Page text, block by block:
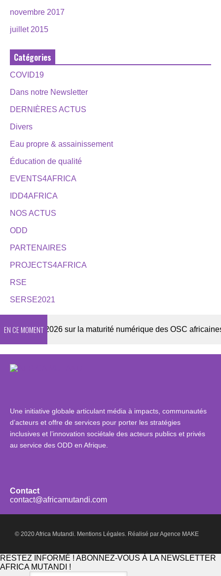
novembre 2017
juillet 2015
Catégories
COVID19
Dans notre Newsletter
DERNIÈRES ACTUS
Divers
Eau propre & assainissement
Éducation de qualité
EVENTS4AFRICA
IDD4AFRICA
NOS ACTUS
ODD
PARTENAIRES
PROJECTS4AFRICA
RSE
SERSE2021
EN CE MOMENT2026 sur la maturité numérique des OSC africaines
Une initiative globale articulant média à impacts, communautés
d’acteurs et offre de services pour porter les stratégies
inclusives et l’innovation sociétale des acteurs publics et privés
au service des ODD en Afrique.
Contact
contact@africamutandi.com
© 2020 Africa Mutandi. Mentions Légales. Réalisé parAgence MAKE
RESTEZ INFORMÉ ! ABONNEZ-VOUS À LA NEWSLETTER
AFRICA MUTANDI !